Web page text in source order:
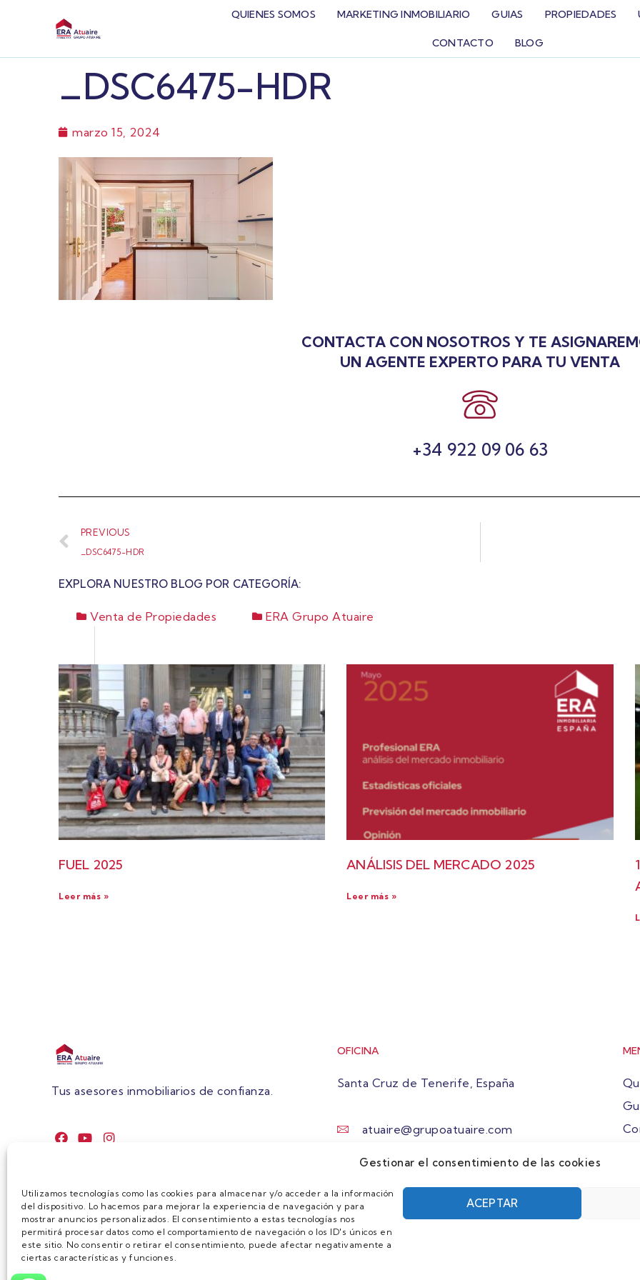
Gestionar el consentimiento de las cookies
Utilizamos tecnologías como las cookies para almacenar y/o acceder a la información
del dispositivo. Lo hacemos para mejorar la experiencia de navegación y para
mostrar anuncios personalizados. El consentimiento a estas tecnologías nos
permitirá procesar datos como el comportamiento de navegación o los ID's únicos en
este sitio. No consentir o retirar el consentimiento, puede afectar negativamente a
ciertas características y funciones.
ACEPTAR
QUIENES SOMOS MARKETING INMOBILIARIO GUIAS PROPIEDADES
CONTACTO BLOG
_DSC6475-HDR
marzo 15, 2024
CONTACTA CON NOSOTROS Y TE
UN AGENTE EXPERTO PARA TU VENTA
+34 922 09 06 63
PREVIOUS
_DSC6475-HDR
EXPLORA NUESTRO BLOG POR CATEGORÍA:
Venta de Propiedades ERA Grupo Atuaire
FUEL 2025
Leer más »
ANÁLISIS DEL MERCADO 2025
Leer más »
Tus asesores inmobiliarios de confianza.
OFICINA
Santa Cruz de Tenerife, España
atuaire@grupoatuaire.com